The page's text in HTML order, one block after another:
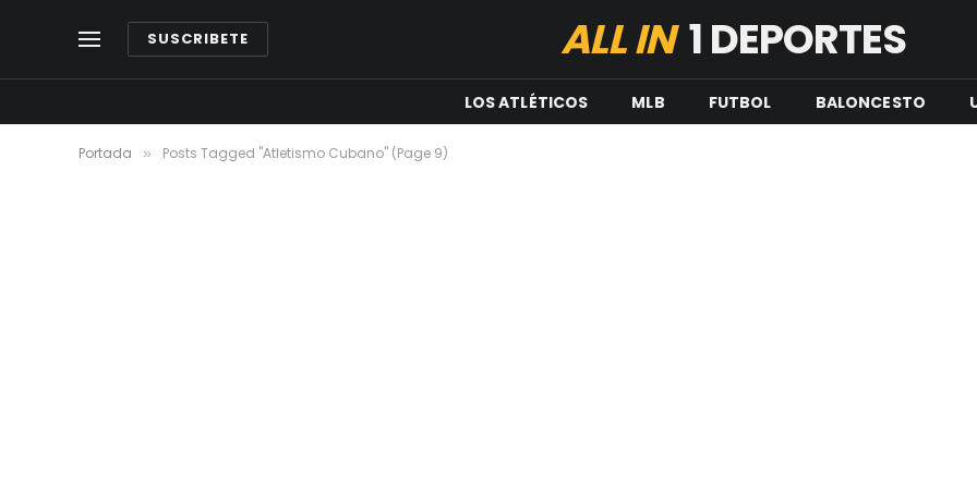
SUSCRIBETE ALL IN1 DEPORTES
LOS ATLÉTICOS MLB FUTBOL BALONCESTO
Portada » Posts Tagged "Atletismo Cubano" (Page 9)